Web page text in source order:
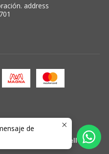
address
Desarrollado por Jumpseller.
de